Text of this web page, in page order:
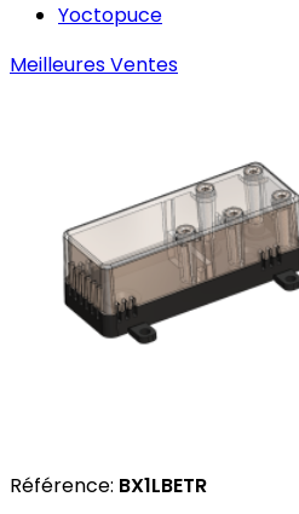
Yoctopuce
Meilleures Ventes
Référence: BX1LBETR